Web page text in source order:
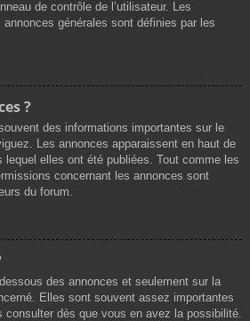
de contrôle de l’utilisateur. Les
générales sont définies par les
?
des informations importantes sur le
Les annonces apparaissent en haut de
lequel elles ont été publiées. Tout comme les
concernant les annonces sont
du forum.
des annonces et seulement sur la
Elles sont souvent assez importantes
dès que vous en avez la possibilité.